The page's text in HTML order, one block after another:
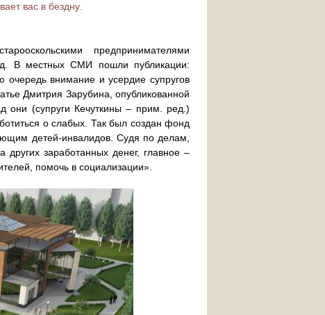
вас в бездну.
предпринимателями
В местных СМИ пошли публикации:
внимание и усердие супругов
Дмитрия Зарубина, опубликованной
они (супруги Кечуткины – прим. ред.)
о слабых. Так был создан фонд
детей-инвалидов. Судя по делам,
заработанных денег, главное –
помочь в социализации».